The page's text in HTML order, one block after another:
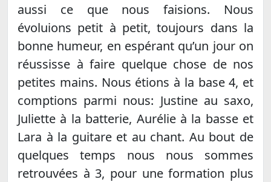
aussi ce que nous faisions. Nous
évoluions petit à petit, toujours dans la
bonne humeur, en espérant qu’un jour on
réussisse à faire quelque chose de nos
petites mains. Nous étions à la base 4, et
comptions parmi nous: Justine au saxo,
Juliette à la batterie, Aurélie à la basse et
Lara à la guitare et au chant. Au bout de
quelques temps nous nous sommes
retrouvées à 3, pour une formation plus